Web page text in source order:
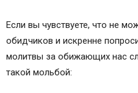
Молитва Богородице о
Полезное видео:
Если вы чувствуете, что не
обидчиков и искренне
молитвы за обижающих нас
такой мольбой: